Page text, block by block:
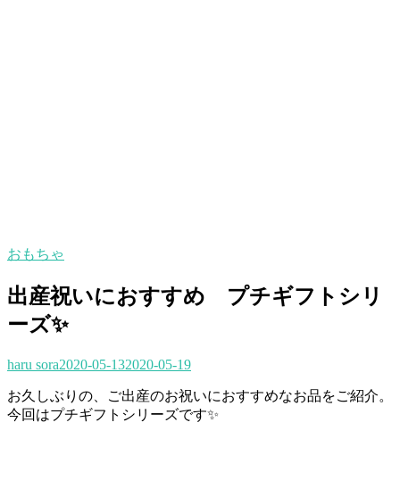
おもちゃ
出産祝いにおすすめ プチギフトシリ
ーズ✨
haru sora2020-05-132020-05-19
お久しぶりの、ご出産のお祝いにおすすめなお品をご紹介。
今回はプチギフトシリーズです✨